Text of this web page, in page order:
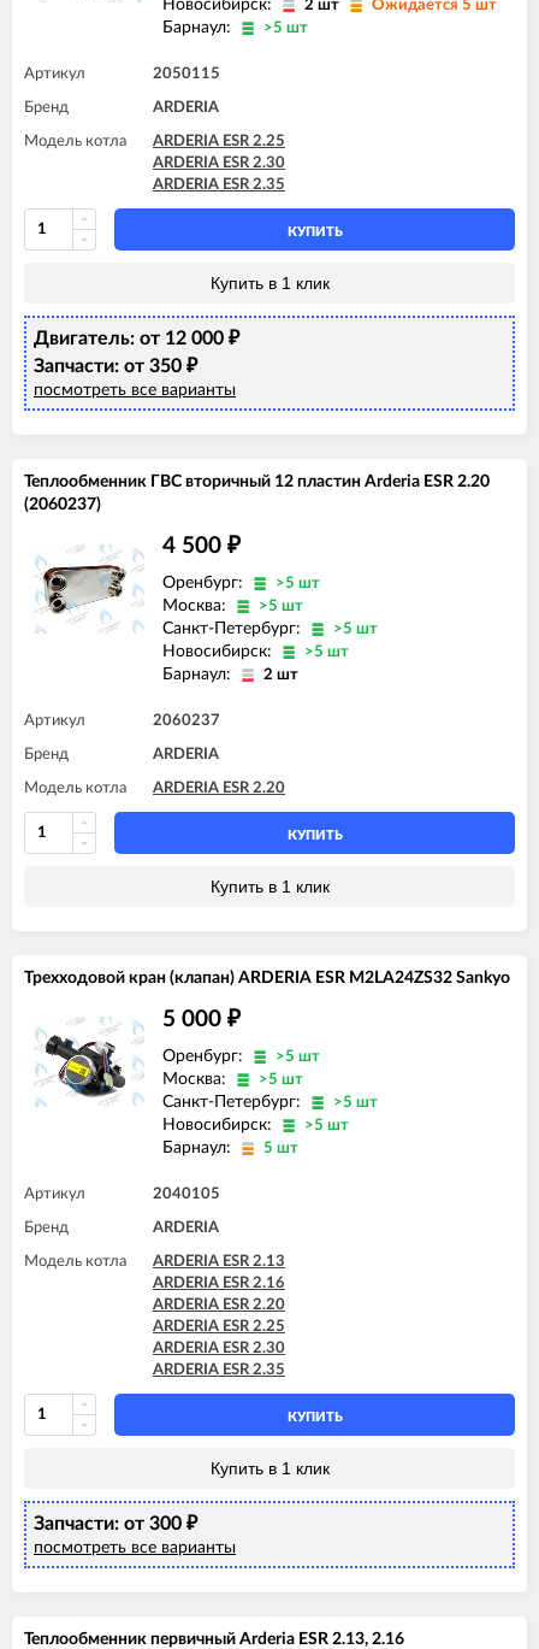
Новосибирск: 2 шт Ожидается 5 шт
Барнаул: >5 шт
Артикул 2050115
Бренд ARDERIA
Модель котла
ARDERIA ESR 2.25
ARDERIA ESR 2.30
ARDERIA ESR 2.35
КУПИТЬ
Купить в 1 клик
Двигатель: от 12 000 ₽
Запчасти: от 350 ₽
посмотреть все варианты
Теплообменник ГВС вторичный 12 пластин Arderia ESR 2.20
(2060237)
4 500 ₽
Оренбург: >5 шт
Москва: >5 шт
Санкт-Петербург: >5 шт
Новосибирск: >5 шт
Барнаул: 2 шт
Артикул 2060237
Бренд ARDERIA
Модель котла ARDERIA ESR 2.20
КУПИТЬ
Купить в 1 клик
Трехходовой кран (клапан) ARDERIA ESR M2LA24ZS32 Sankyo
5 000 ₽
Оренбург: >5 шт
Москва: >5 шт
Санкт-Петербург: >5 шт
Новосибирск: >5 шт
Барнаул: 5 шт
Артикул 2040105
Бренд ARDERIA
Модель котла
ARDERIA ESR 2.13
ARDERIA ESR 2.16
ARDERIA ESR 2.20
ARDERIA ESR 2.25
ARDERIA ESR 2.30
ARDERIA ESR 2.35
КУПИТЬ
Купить в 1 клик
Запчасти: от 300 ₽
посмотреть все варианты
Теплообменник первичный Arderia ESR 2.13, 2.16